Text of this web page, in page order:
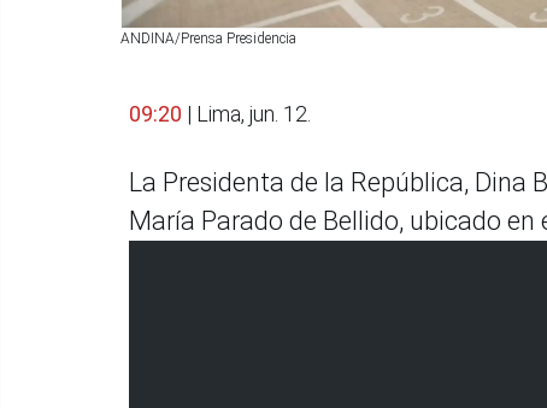
ANDINA/Prensa Presidencia
09:20 | Lima, jun. 12.
La Presidenta de la República, Dina
María Parado de Bellido, ubicado